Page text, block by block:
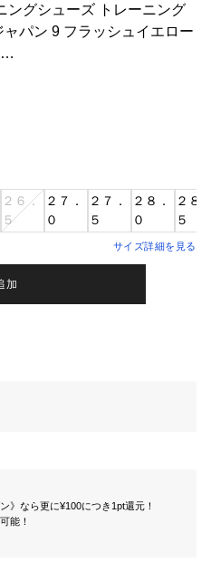
ングシューズ トレーニング
パン 9 フラッシュイエロー
…
２６．
５
２７．
０
２７．
５
２８．
０
２８
５
サイズ詳細を見る
加
》なら更に¥100につき1pt還元！
能！